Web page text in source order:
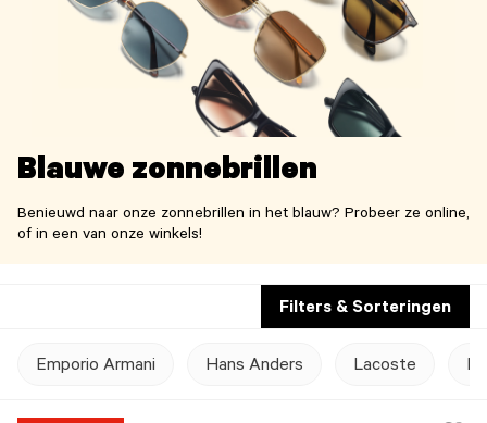
Blauwe zonnebrillen
Benieuwd naar onze zonnebrillen in het blauw? Probeer ze online,
of in een van onze winkels!
Filters & Sorteringen
Emporio Armani Hans Anders Lacoste